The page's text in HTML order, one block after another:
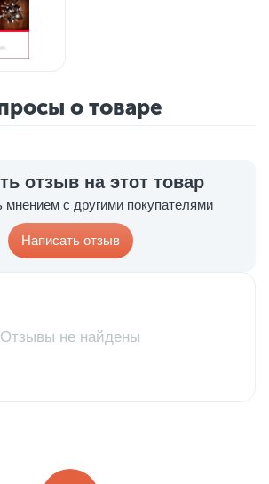
о товаре
отзыв на этот товар
мнением с другими покупателями
Написать отзыв
Отзывы не найдены